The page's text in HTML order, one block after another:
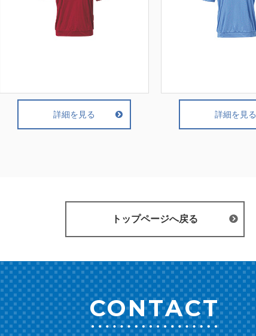
詳細を見る 詳細を見る
トップページへ戻る
CONTACT